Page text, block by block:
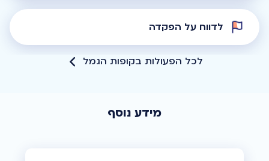
לדווח על הפקדה
לכל הפעולות בקופות הגמל
מידע נוסף